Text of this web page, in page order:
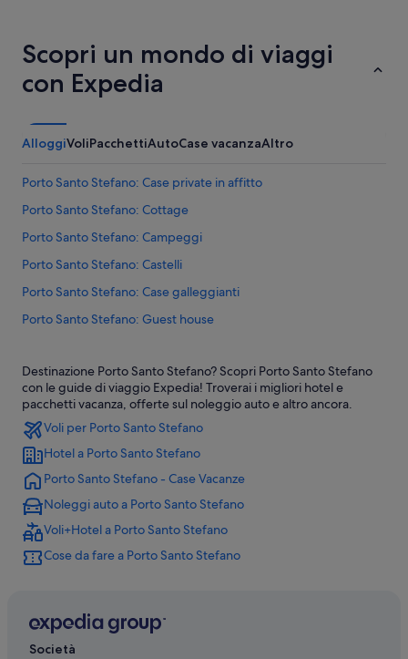
Scopri un mondo di viaggi
con Expedia
AlloggiVoliPacchettiAutoCase vacanzaAltro
Porto Santo Stefano: Case private in affitto
Porto Santo Stefano: Cottage
Porto Santo Stefano: Campeggi
Porto Santo Stefano: Castelli
Porto Santo Stefano: Case galleggianti
Porto Santo Stefano: Guest house
Porto Santo Stefano: Agriturismi
Porto Santo Stefano: Inn
Porto Santo Stefano: Ville
Porto Santo Stefano: Appartamenti
Cala Piccola: Campeggi
Cala Piccola: Complessi di appartamenti
Cala Piccola: B&B
Cala Piccola: Cottage
Monte Argentario: Cottage
Monte Argentario: Residence
Destinazione Porto Santo Stefano? Scopri Porto Santo Stefano
con le guide di viaggio Expedia! Troverai i migliori hotel e
pacchetti vacanza, offerte sul noleggio auto e altro ancora.
Voli per Porto Santo Stefano
Hotel a Porto Santo Stefano
Porto Santo Stefano - Case Vacanze
Noleggi auto a Porto Santo Stefano
Voli+Hotel a Porto Santo Stefano
Cose da fare a Porto Santo Stefano
Società